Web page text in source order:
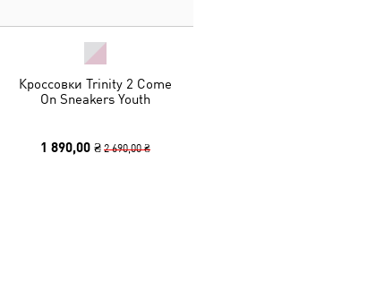
Кроссовки Trinity 2 Come
On Sneakers Youth
1 890,00 ₴ 2 690,00 ₴